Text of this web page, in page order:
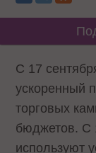
С 17
ускоренный
торговых
бюджетов. С
используют